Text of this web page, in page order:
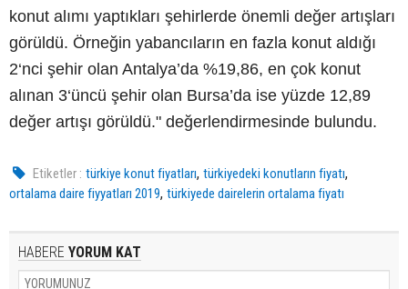
konut alımı yaptıkları şehirlerde önemli değer artışları
görüldü. Örneğin yabancıların en fazla konut aldığı
2‘nci şehir olan Antalya’da %19,86, en çok konut
alınan 3‘üncü şehir olan Bursa’da ise yüzde 12,89
değer artışı görüldü." değerlendirmesinde bulundu.
Etiketler : türkiye konut fiyatları,türkiyedeki konutların fiyatı,
ortalama daire fiyyatları 2019, türkiyede dairelerin ortalama fiyatı
HABERE YORUM KAT